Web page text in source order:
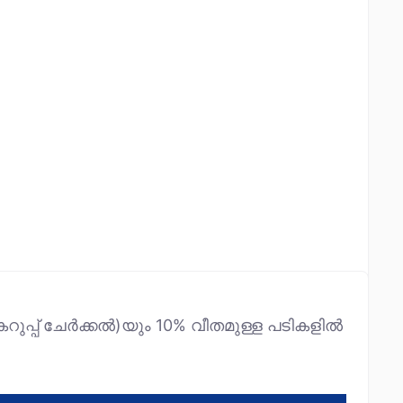
ചേർക്കൽ)യും 10% വീതമുള്ള പടികളിൽ